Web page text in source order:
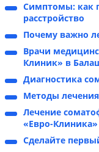
Симптомы: как
расстройство
Почему важно
Врачи
Клиник» в
Диагностика
Методы
Лечение
«Евро-Клиника»
Сделайте